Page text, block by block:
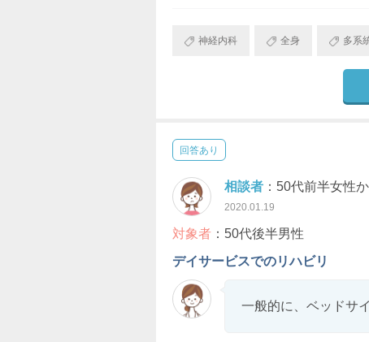
神経内科 全身 多系
回答あり
相談者 ：50代前半女性
2020.01.19
対象者 ：50代後半男性
デイサービスでのリハビリ
一般的に、ベッドサ